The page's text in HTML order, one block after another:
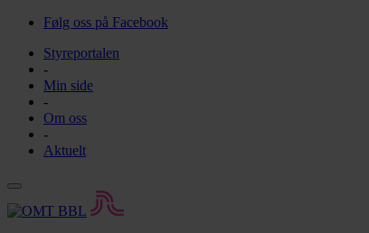
Følg oss på Facebook
Styreportalen
-
Min side
-
Om oss
-
Aktuelt